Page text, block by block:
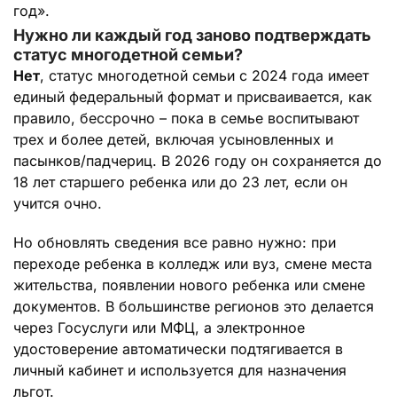
год».
Нужно ли каждый год заново подтверждать
статус многодетной семьи?
Нет, статус многодетной семьи с 2024 года имеет
единый федеральный формат и присваивается, как
правило, бессрочно – пока в семье воспитывают
трех и более детей, включая усыновленных и
пасынков/падчериц. В 2026 году он сохраняется до
18 лет старшего ребенка или до 23 лет, если он
учится очно.
Но обновлять сведения все равно нужно: при
переходе ребенка в колледж или вуз, смене места
жительства, появлении нового ребенка или смене
документов. В большинстве регионов это делается
через Госуслуги или МФЦ, а электронное
удостоверение автоматически подтягивается в
личный кабинет и используется для назначения
льгот.